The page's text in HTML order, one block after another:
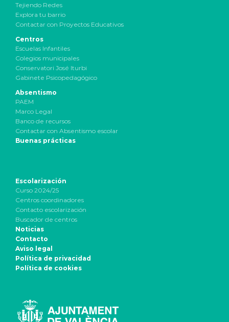
Tejiendo Redes
Explora tu barrio
Contactar con Proyectos Educativos
Centros
Escuelas Infantiles
Colegios municipales
Conservatori José Iturbi
Gabinete Psicopedagógico
Absentismo
PAEM
Marco Legal
Banco de recursos
Contactar con Absentismo escolar
Buenas prácticas
Escolarización
Curso 2024/25
Centros coordinadores
Contacto escolarización
Buscador de centros
Noticias
Contacto
Aviso legal
Política de privacidad
Política de cookies